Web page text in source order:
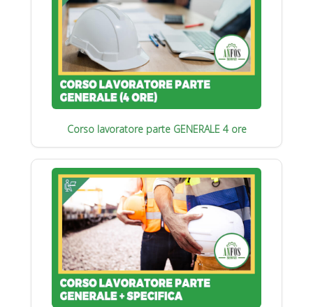
Corso lavoratore parte GENERALE 4 ore